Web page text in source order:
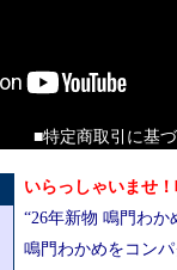
■特定商取引に基
いらっしゃいませ
“26年新物 鳴門わ
鳴門わかめをコン